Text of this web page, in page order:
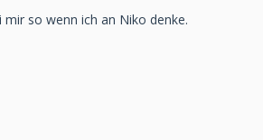
so wenn ich an Niko denke.